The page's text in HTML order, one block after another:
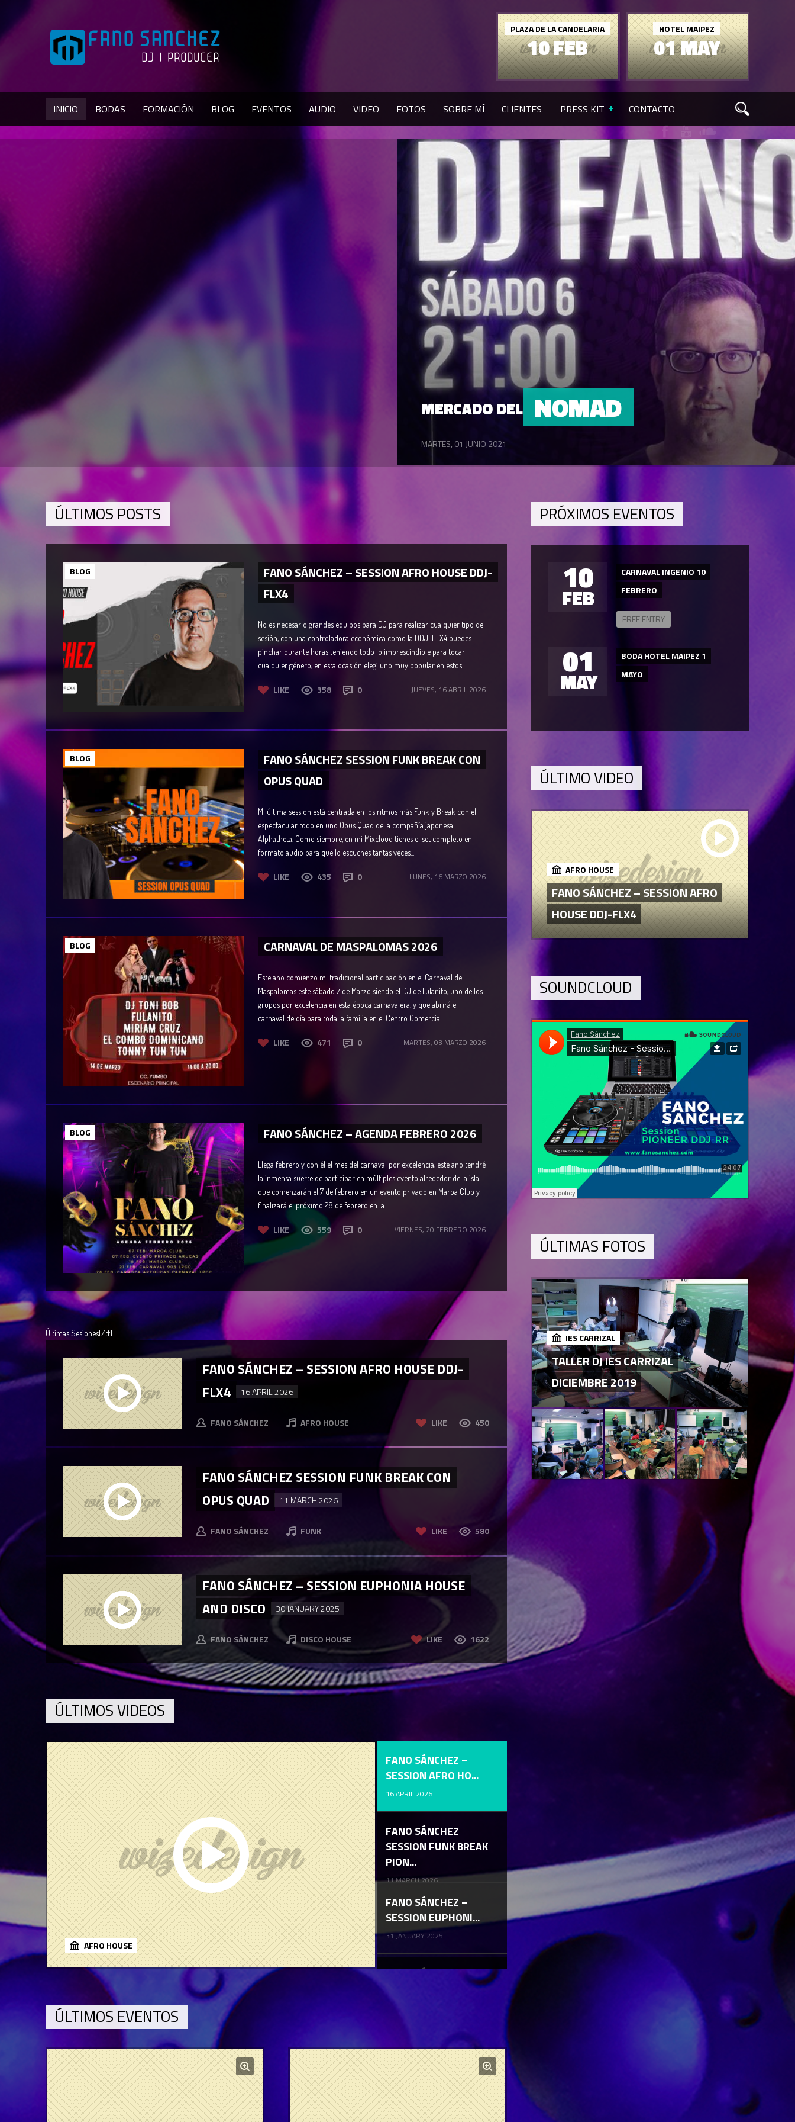
01 MAY
HOTEL MAIPEZ
10 FEB
PLAZA DE LA CANDELARIA
INICIO BODAS FORMACIÓN BLOG EVENTOS AUDIO VIDEO FOTOS SOBRE MÍ CLIENTES PRESS KIT CONTACTO
NOMAD
MERCADO DEL
MARTES, 01 JUNIO 2021
ÚLTIMOS POSTS
BLOG
FANO SÁNCHEZ – SESSION AFRO HOUSE DDJ-
FLX4
No es necesario grandes equipos para DJ para realizar cualquier tipo de
sesión, con una controladora económica como la DDJ-FLX4 puedes
pinchar durante horas teniendo todo lo imprescindible para tocar
cualquier género, en esta ocasión elegí uno muy popular en estos...
JUEVES, 16 ABRIL 2026
LIKE 358 0
BLOG
FANO SÁNCHEZ SESSION FUNK BREAK CON
OPUS QUAD
Mi última session está centrada en los ritmos más Funk y Break con el
espectacular todo en uno Opus Quad de la compañía japonesa
Alphatheta. Como siempre, en mi Mixcloud tienes el set completo en
formato audio para que lo escuches tantas veces...
LUNES, 16 MARZO 2026
LIKE 435 0
BLOG CARNAVAL DE MASPALOMAS 2026
Este año comienzo mi tradicional participación en el Carnaval de
Maspalomas este sábado 7 de Marzo siendo el DJ de Fulanito, uno de los
grupos por excelencia en esta época carnavalera, y que abrirá el
carnaval de día para toda la familia en el Centro Comercial...
MARTES, 03 MARZO 2026
LIKE 471 0
BLOG FANO SÁNCHEZ – AGENDA FEBRERO 2026
Llega febrero y con él el mes del carnaval por excelencia, este año tendré
la inmensa suerte de participar en múltiples evento alrededor de la isla
que comenzarán el 7 de febrero en un evento privado en Maroa Club y
finalizará el próximo 28 de febrero en la...
VIERNES, 20 FEBRERO 2026
LIKE 559 0
Últimas Sesiones[/tt]
LIKE 450
FANO SÁNCHEZ – SESSION AFRO HOUSE DDJ-
FLX4
16 APRIL 2026
FANO SÁNCHEZ AFRO HOUSE
LIKE 580
FANO SÁNCHEZ SESSION FUNK BREAK CON
OPUS QUAD
11 MARCH 2026
FANO SÁNCHEZ FUNK
LIKE 1622
FANO SÁNCHEZ – SESSION EUPHONIA HOUSE
AND DISCO
30 JANUARY 2025
FANO SÁNCHEZ DISCO HOUSE
ÚLTIMOS VIDEOS
AFRO HOUSE
FANO SÁNCHEZ –
SESSION AFRO HO...
16 APRIL 2026
FANO SÁNCHEZ
SESSION FUNK BREAK
PION...
11 MARCH 2026
FANO SÁNCHEZ –
SESSION EUPHONI...
31 JANUARY 2025
FANO SÁNCHEZ –
SESSION DRUM &...
08 FEBRUARY 2024
AFTERMOVIE MASTI
2023
21 DECEMBER 2023
ÚLTIMOS EVENTOS
PRÓXIMOS EVENTOS
10
FEB
CARNAVAL INGENIO 10
FEBRERO
FREE ENTRY
01
MAY
BODA HOTEL MAIPEZ 1
MAYO
ÚLTIMO VIDEO
AFRO HOUSE
FANO SÁNCHEZ – SESSION AFRO
HOUSE DDJ-FLX4
SOUNDCLOUD
ÚLTIMAS FOTOS
IES CARRIZAL
TALLER DJ IES CARRIZAL
DICIEMBRE 2019